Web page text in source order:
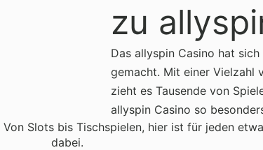
zu
Das allyspin Casino hat
gemacht. Mit einer Vielzahl
zieht es Tausende von
allyspin Casino so
Von Slots bis Tischspielen, hier ist für jeden
dabei.